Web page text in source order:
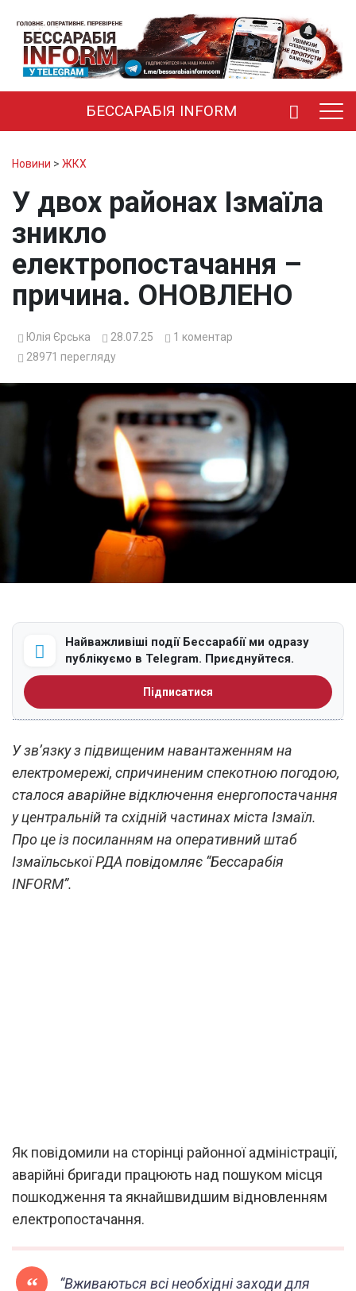
БЕССАРАБІЯ INFORM
Новини > ЖКХ
У двох районах Ізмаїла
зникло
електропостачання –
причина. ОНОВЛЕНО
Юлія Єрська 28.07.25 1 коментар
28971 перегляду
Найважливіші події Бессарабії ми одразу
публікуємо в Telegram. Приєднуйтеся.
Підписатися
У зв’язку з підвищеним навантаженням на
електромережі, спричиненим спекотною погодою,
сталося аварійне відключення енергопостачання
у центральній та східній частинах міста Ізмаїл.
Про це із посиланням на оперативний штаб
Ізмаїльської РДА повідомляє “Бессарабія
INFORM”.
Як повідомили на сторінці районної адміністрації,
аварійні бригади працюють над пошуком місця
пошкодження та якнайшвидшим відновленням
електропостачання.
“Вживаються всі необхідні заходи для